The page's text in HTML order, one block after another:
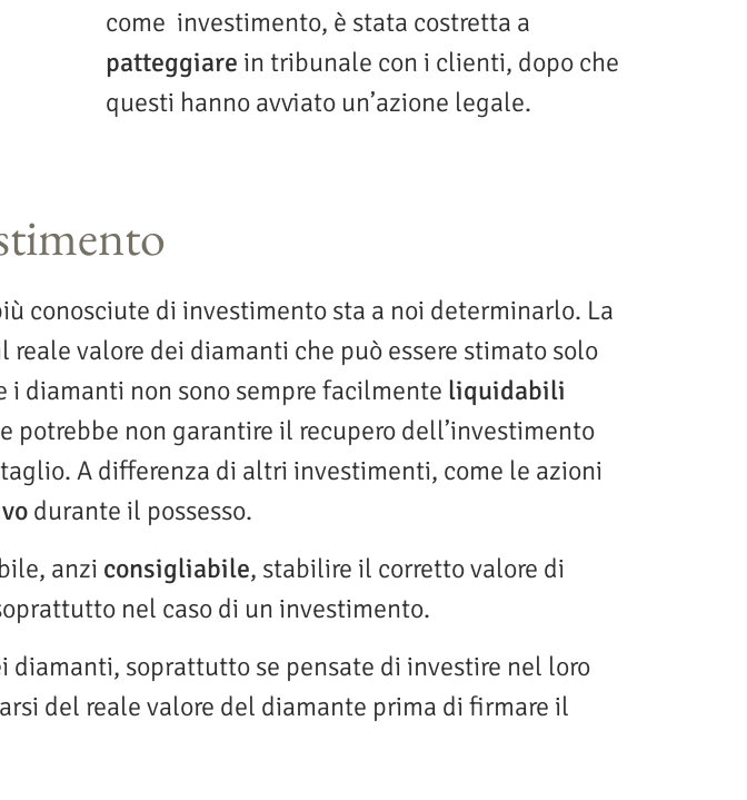
come investimento, è stata costretta a
patteggiare in tribunale con i clienti, dopo che
questi hanno avviato un’azione legale.
conosciute di investimento sta a noi determinarlo. La
valore dei diamanti che può essere stimato solo
diamanti non sono sempre facilmente liquidabili
potrebbe non garantire il recupero dell’investimento
A differenza di altri investimenti, come le azioni
durante il possesso.
anzi consigliabile, stabilire il corretto valore di
nel caso di un investimento.
soprattutto se pensate di investire nel loro
del reale valore del diamante prima di firmare il